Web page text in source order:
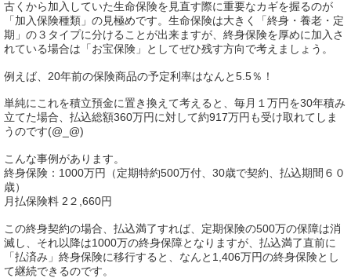
古くから加入していた生命保険を見直す際に重要なカギを握るのが
「加入保険種類」の見極めです。生命保険は大きく「終身・養老・定
期」の３タイプに分けることが出来ますが、終身保険を厚めに加入さ
れている場合は「お宝保険」としてぜひ残す方向で考えましょう。
例えば、20年前の保険商品の予定利率はなんと5.5％！
単純にこれを積立預金に置き換えて考えると、毎月１万円を30年積み
立てた場合、払込総額360万円に対して約917万円も受け取れてしま
うのです(@_@)
こんな事例があります。
終身保険：1000万円（定期特約500万付、30歳で契約、払込期間６０
歳）
月払保険料 2２,660円
この終身契約の場合、払込満了すれば、定期保険の500万の保障は消
滅し、それ以降は1000万の終身保障となりますが、払込満了直前に
「払済み」終身保険に移行すると、なんと1,406万円の終身保険とし
て継続できるのです。